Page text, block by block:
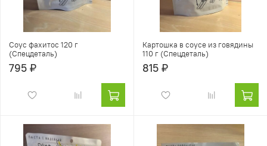
Соус фахитос 120 г
(Спецдеталь)
795 ₽
Картошка в соусе из говядины
110 г (Спецдеталь)
815 ₽